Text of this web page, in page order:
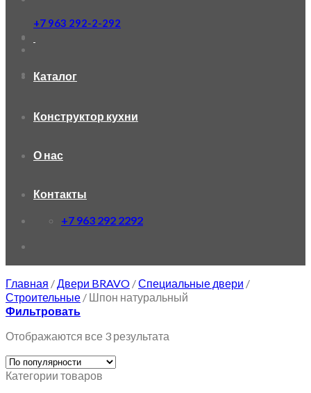
+7 963 292-2-292
Каталог
Конструктор кухни
О нас
Контакты
+7 963 292 2292
Главная /Двери BRAVO /Специальные двери /
Строительные / Шпон натуральный
Фильтровать
Отображаются все 3 результата
Категории товаров